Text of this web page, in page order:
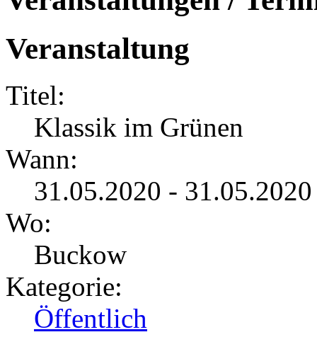
Veranstaltung
Titel:
Klassik im Grünen
Wann:
31.05.2020 -
Wo:
Buckow
Kategorie:
Öffentlich